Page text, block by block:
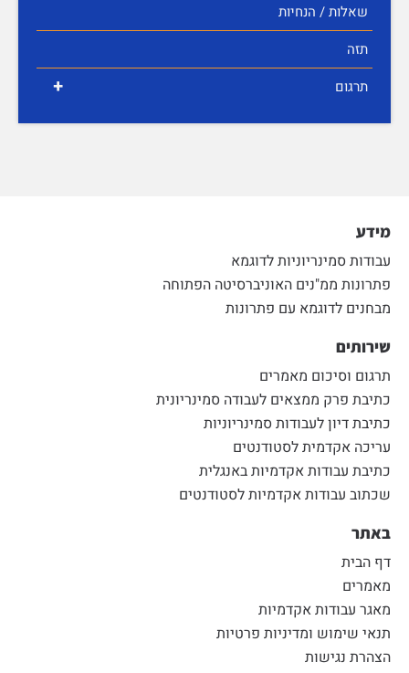
שאלות / הנחיות
תזה
+ תרגום
מידע
עבודות סמינריוניות לדוגמא
פתרונות ממ"נים האוניברסיטה הפתוחה
מבחנים לדוגמא עם פתרונות
שירותים
תרגום וסיכום מאמרים
כתיבת פרק ממצאים לעבודה סמינריונית
כתיבת דיון לעבודות סמינריוניות
עריכה אקדמית לסטודנטים
כתיבת עבודות אקדמיות באנגלית
שכתוב עבודות אקדמיות לסטודנטים
באתר
דף הבית
מאמרים
מאגר עבודות אקדמיות
תנאי שימוש ומדיניות פרטיות
הצהרת נגישות